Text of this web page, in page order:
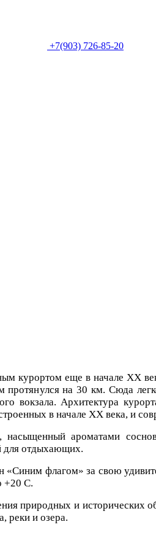
+7(903) 726-85-20
курортом еще в начале XX
протянулся на 30 км. Сюда
вокзала. Архитектура
в начале XX
насыщенный ароматами
для отдыхающих.
«Синим флагом» за свою
+20 С.
природных и исторических
реки и озера.